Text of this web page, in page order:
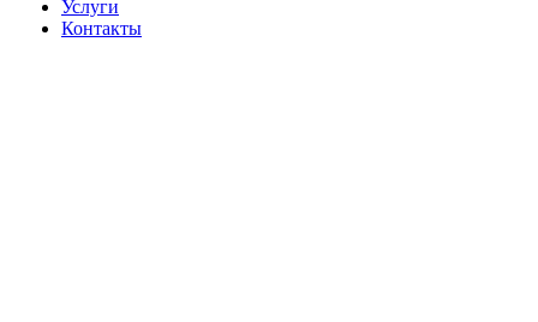
Услуги
Контакты